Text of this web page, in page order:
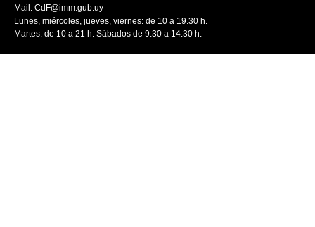
Mail: CdF@imm.gub.uy
Lunes, miércoles, jueves, viernes: de 10 a 19.30 h.
Martes: de 10 a 21 h. Sábados de 9.30 a 14.30 h.